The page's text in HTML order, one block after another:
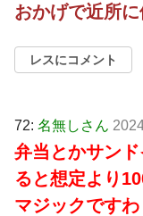
おかげで近所
レスにコメント
72: 名無しさん
弁当とかサン
ると想定より
マジックですわ